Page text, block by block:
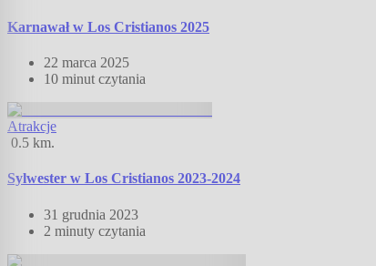
Karnawał w Los Cristianos 2025
22 marca 2025
10 minut czytania
Atrakcje
0.5 km.
Sylwester w Los Cristianos 2023-2024
31 grudnia 2023
2 minuty czytania